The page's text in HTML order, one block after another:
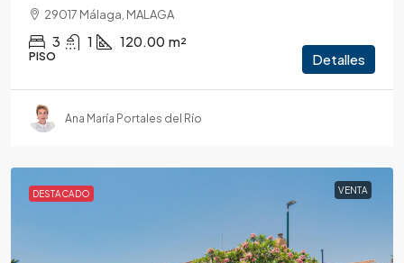
29017 Málaga, MALAGA
3 1 120.00 m²
PISO Detalles
Ana María Portales del Río
DESTACADO VENTA